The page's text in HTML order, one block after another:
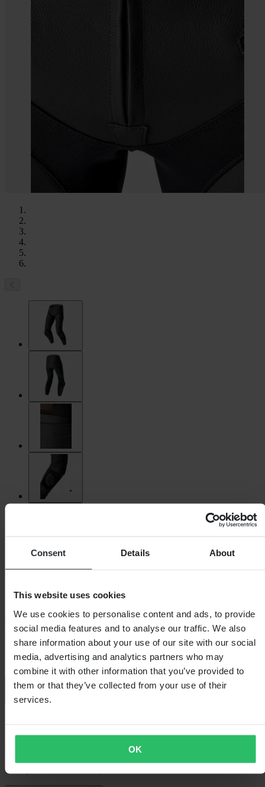
Consent Details About
This website uses cookies
We use cookies to personalise content and ads, to provide
social media features and to analyse our traffic. We also
share information about your use of our site with our social
media, advertising and analytics partners who may
combine it with other information that you’ve provided to
them or that they’ve collected from your use of their
services.
OK
RST
Motocyklové Kalhoty RST S1 D30
5.0 (3)
7 199,00 Kč